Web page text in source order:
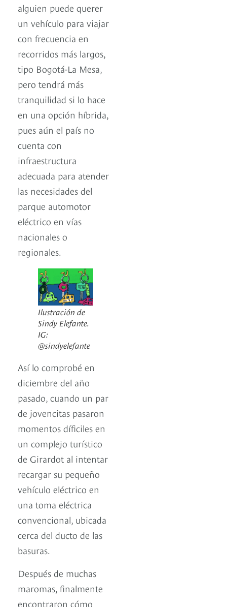
alguien puede querer
un vehículo para viajar
con frecuencia en
recorridos más largos,
tipo Bogotá-La Mesa,
pero tendrá más
tranquilidad si lo hace
en una opción híbrida,
pues aún el país no
cuenta con
infraestructura
adecuada para atender
las necesidades del
parque automotor
eléctrico en vías
nacionales o
regionales.
Ilustración de
Sindy Elefante.
IG:
@sindyelefante
Así lo comprobé en
diciembre del año
pasado, cuando un par
de jovencitas pasaron
momentos díficiles en
un complejo turístico
de Girardot al intentar
recargar su pequeño
vehículo eléctrico en
una toma eléctrica
convencional, ubicada
cerca del ducto de las
basuras.
Después de muchas
maromas, finalmente
encontraron cómo